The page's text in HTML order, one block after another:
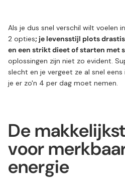
Als je dus snel verschil wilt voelen
2 opties; je levensstijl plots
en een strikt dieet of starten met
oplossingen zijn niet zo evident.
slecht en je vergeet ze al snel
je er zo'n 4 per dag moet nemen.
De
voor
energie